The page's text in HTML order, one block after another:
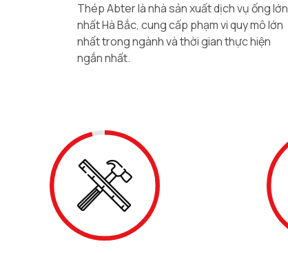
Thép Abter là nhà sản xuất dịch vụ ống lớn
nhất Hà Bắc, cung cấp phạm vi quy mô lớn
nhất trong ngành và thời gian thực hiện
ngắn nhất.